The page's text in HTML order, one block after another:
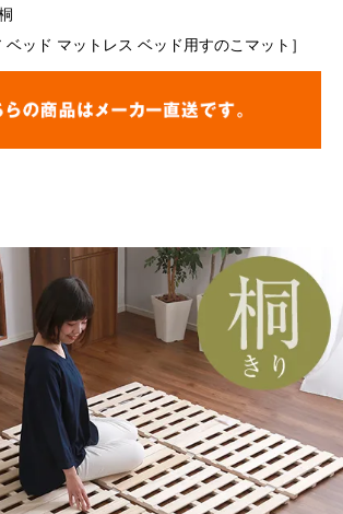
ベッド マットレス ベッド用すのこマット］